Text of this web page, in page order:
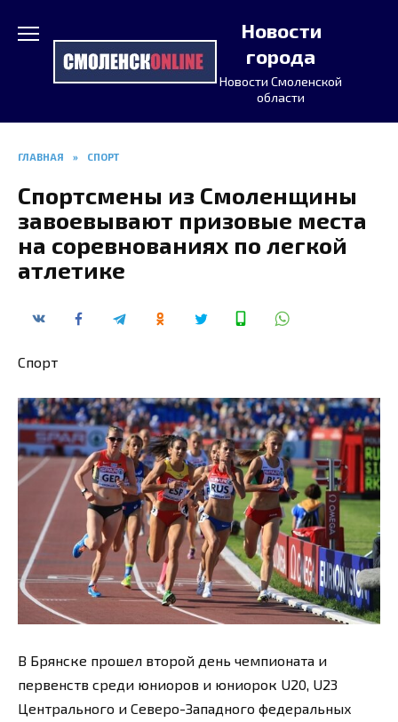
содержанию
Новости
города
Новости Смоленской
области
ГЛАВНАЯ » СПОРТ
Спортсмены из Смоленщины
завоевывают призовые места
на соревнованиях по легкой
атлетике
Спорт
В Брянске прошел второй день чемпионата и
первенств среди юниоров и юниорок U20, U23
Центрального и Северо-Западного федеральных